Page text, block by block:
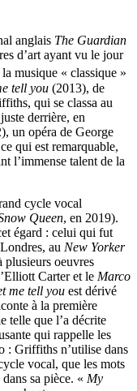
anglais The Guardian
d’art ayant vu le jour
musique « classique »
tell you (2013), de
qui se classa au
derrière, en
un opéra de George
qui est remarquable,
l’immense talent de la
cycle vocal
Queen, en 2019).
égard : celui qui fut
au New Yorker
plusieurs oeuvres
Carter et le Marco
me tell you est dérivé
à la première
telle que l’a décrite
qui rappelle les
: Griffiths n’utilise dans
vocal, que les mots
sa pièce. « My